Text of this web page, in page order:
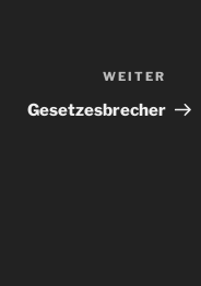
WEITER
Gesetzesbrecher